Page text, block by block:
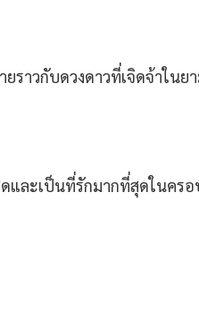
าวกับดวงดาวที่เจิดจ้าในย
ละเป็นที่รักมากที่สุดในครอ